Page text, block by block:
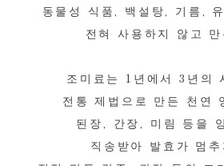
동물성 식품, 백설탕, 기름,
전혀 사용하지 않고
조미료는 1년에서 3년의
전통 제법으로 만든 천연
된장, 간장, 미림 등을
직송받아 발효가 멈추